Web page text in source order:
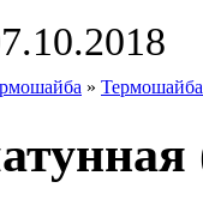
» Термошайба